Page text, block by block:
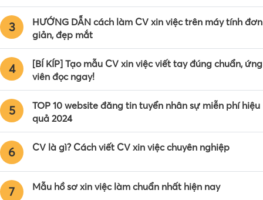
3
HƯỚNG DẪN cách làm CV xin việc trên máy tính đơn
giản, đẹp mắt
4
[BÍ KÍP] Tạo mẫu CV xin việc viết tay đúng chuẩn, ứng
viên đọc ngay!
5
TOP 10 website đăng tin tuyển nhân sự miễn phí hiệu
quả 2024
6 CV là gì? Cách viết CV xin việc chuyên nghiệp
7 Mẫu hồ sơ xin việc làm chuẩn nhất hiện nay